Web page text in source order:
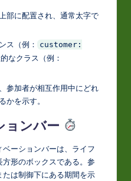
部に配置され、通常太字で
ス（例：
customer:
なクラス（例：
参加者が相互作用中にどれ
かを示す。
ョンバー
ーションバーは、ライフ
形のボックスである。参
は制御下にある期間を示